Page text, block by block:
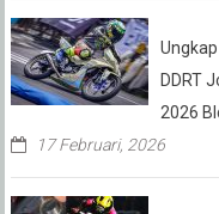
DDRT
2026
17 Februari, 2026